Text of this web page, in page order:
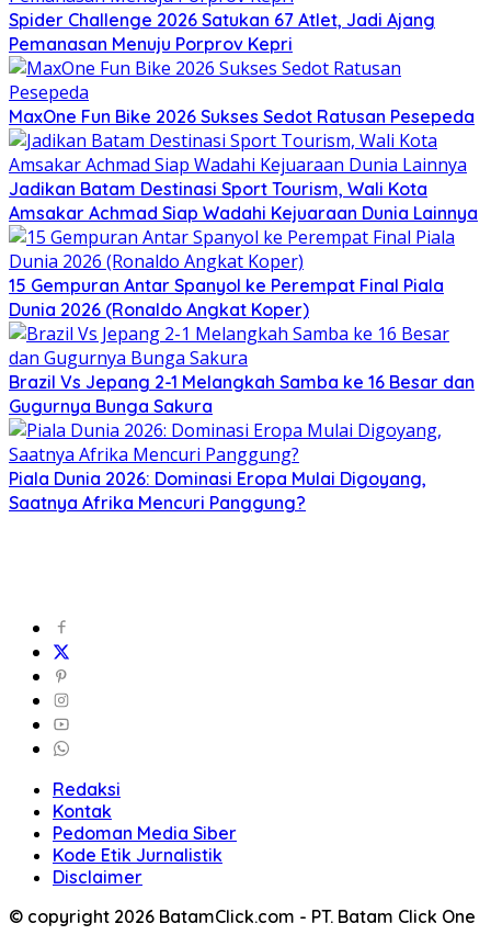
Spider Challenge 2026 Satukan 67 Atlet, Jadi Ajang
Pemanasan Menuju Porprov Kepri
MaxOne Fun Bike 2026 Sukses Sedot Ratusan Pesepeda
Jadikan Batam Destinasi Sport Tourism, Wali Kota
Amsakar Achmad Siap Wadahi Kejuaraan Dunia Lainnya
15 Gempuran Antar Spanyol ke Perempat Final Piala
Dunia 2026 (Ronaldo Angkat Koper)
Brazil Vs Jepang 2-1 Melangkah Samba ke 16 Besar dan
Gugurnya Bunga Sakura
Piala Dunia 2026: Dominasi Eropa Mulai Digoyang,
Saatnya Afrika Mencuri Panggung?
Redaksi
Kontak
Pedoman Media Siber
Kode Etik Jurnalistik
Disclaimer
© copyright 2026 BatamClick.com - PT. Batam Click One